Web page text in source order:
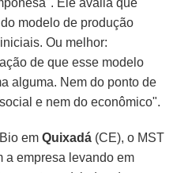
modelo de produção
Ou melhor:
de que esse modelo
alguma. Nem do ponto de
e nem do econômico".
emQuixadá (CE), o MST
a empresa levando em